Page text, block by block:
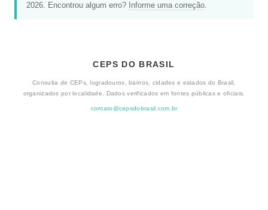
2026. Encontrou algum erro? Informe uma correção.
CEPS DO BRASIL
Consulta de CEPs, logradouros, bairros, cidades e estados do Brasil,
organizados por localidade. Dados verificados em fontes públicas e oficiais.
contato@cepsdobrasil.com.br